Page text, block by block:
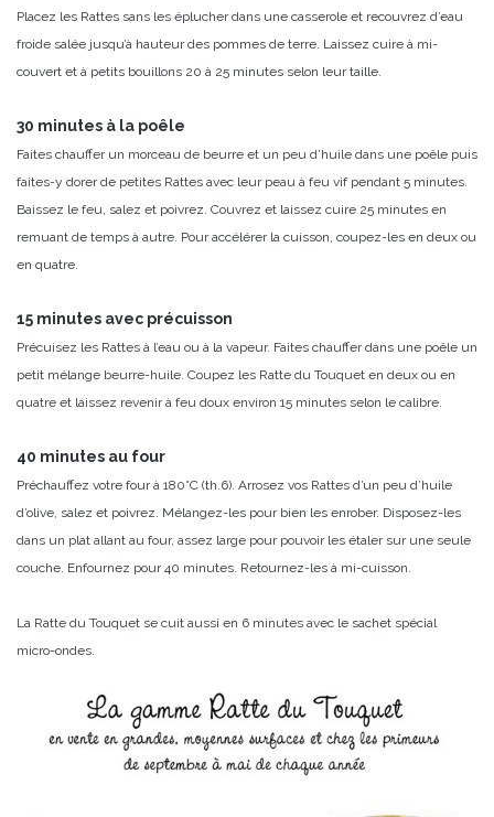
Placez les Rattes sans les éplucher dans une casserole et recouvrez d’eau
froide salée jusqu’à hauteur des pommes de terre. Laissez cuire à mi-
couvert et à petits bouillons 20 à 25 minutes selon leur taille.
30 minutes à la poêle
Faites chauffer un morceau de beurre et un peu d’huile dans une poêle puis
faites-y dorer de petites Rattes avec leur peau à feu vif pendant 5 minutes.
Baissez le feu, salez et poivrez. Couvrez et laissez cuire 25 minutes en
remuant de temps à autre. Pour accélérer la cuisson, coupez-les en deux ou
en quatre.
15 minutes avec précuisson
Précuisez les Rattes à l’eau ou à la vapeur. Faites chauffer dans une poêle un
petit mélange beurre-huile. Coupez les Ratte du Touquet en deux ou en
quatre et laissez revenir à feu doux environ 15 minutes selon le calibre.
40 minutes au four
Préchauffez votre four à 180°C (th.6). Arrosez vos Rattes d’un peu d’huile
d’olive, salez et poivrez. Mélangez-les pour bien les enrober. Disposez-les
dans un plat allant au four, assez large pour pouvoir les étaler sur une seule
couche. Enfournez pour 40 minutes. Retournez-les à mi-cuisson.
La Ratte du Touquet se cuit aussi en 6 minutes avec le sachet spécial
micro-ondes.